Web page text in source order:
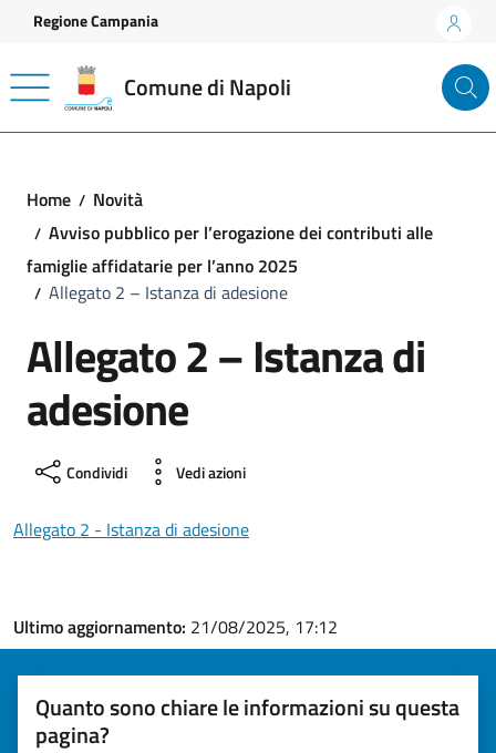
Vai ai contenuti
Vai al footer
Regione Campania
Comune di Napoli
Home
Novità
Avviso pubblico per l’erogazione dei contributi alle
famiglie affidatarie per l’anno 2025
Allegato 2 – Istanza di adesione
Allegato 2 – Istanza di
adesione
Condividi Vedi azioni
Allegato 2 - Istanza di adesione
Ultimo aggiornamento: 21/08/2025, 17:12
Quanto sono chiare le informazioni su questa
pagina?